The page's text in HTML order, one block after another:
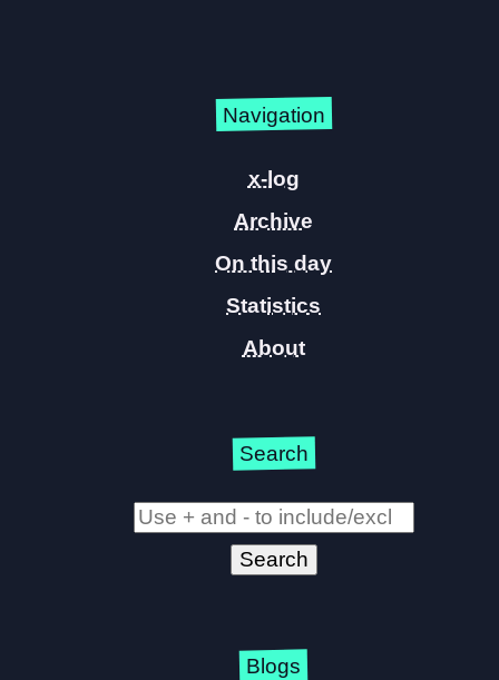
Navigation
x-log
Archive
On this day
Statistics
About
Search
Blogs